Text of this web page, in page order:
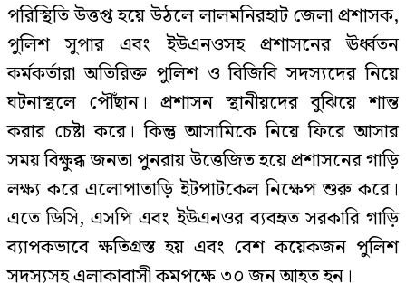
পরিস্থিতি উত্তপ্ত হয়ে উঠলে লালমনিরহাট জেলা প্রশাসক,
পুলিশ সুপার এবং ইউএনওসহ প্রশাসনের ঊর্ধ্বতন
কর্মকর্তারা অতিরিক্ত পুলিশ ও বিজিবি সদস্যদের নিয়ে
ঘটনাস্থলে পৌঁছান। প্রশাসন স্থানীয়দের বুঝিয়ে শান্ত
করার চেষ্টা করে। কিন্তু আসামিকে নিয়ে ফিরে আসার
সময় বিক্ষুব্ধ জনতা পুনরায় উত্তেজিত হয়ে প্রশাসনের গাড়ি
লক্ষ্য করে এলোপাতাড়ি ইটপাটকেল নিক্ষেপ শুরু করে।
এতে ডিসি, এসপি এবং ইউএনওর ব্যবহৃত সরকারি গাড়ি
ব্যাপকভাবে ক্ষতিগ্রস্ত হয় এবং বেশ কয়েকজন পুলিশ
সদস্যসহ এলাকাবাসী কমপক্ষে ৩০ জন আহত হন।